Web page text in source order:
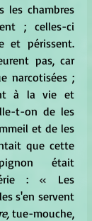
les chambres
; celles-ci
et périssent.
pas, car
narcotisées ;
à la vie et
t-on de les
et de les
que cette
était
: « Les
s'en servent
tue-mouche,